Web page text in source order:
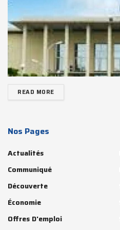
READ MORE
Nos Pages
Actualités
Communiqué
Découverte
Économie
Offres D'emploi